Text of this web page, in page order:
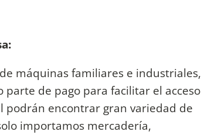
máquinas familiares e industriales,
de pago para facilitar el acceso
podrán encontrar gran variedad de
importamos mercadería,